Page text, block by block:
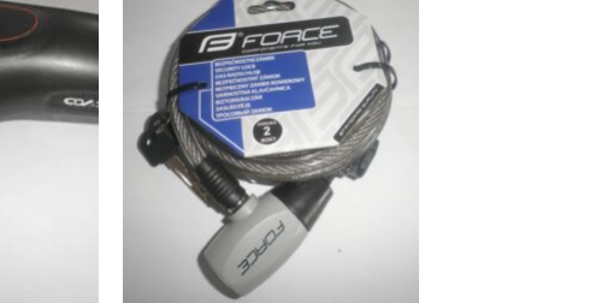
Προσθήκη
στη Λίστα
Επιθυμιών
Προσθήκη
στη Λίστα
Επιθυμιών